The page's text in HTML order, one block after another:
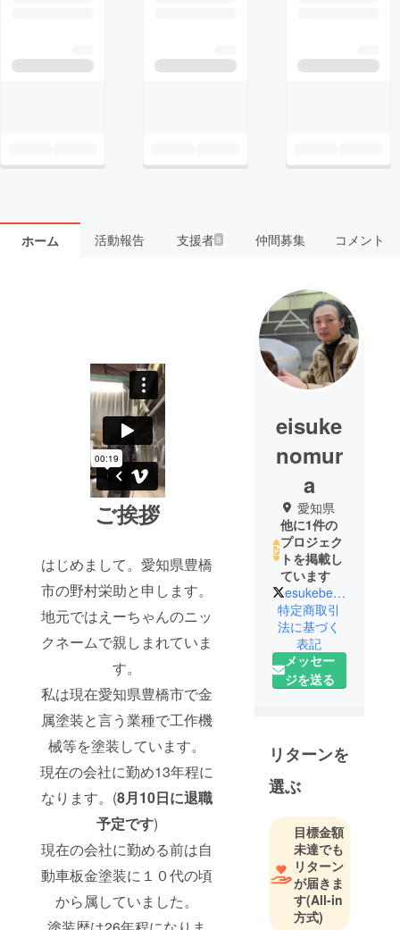
ホーム 活動報告 支援者8 仲間募集 コメント
ご挨拶
はじめまして。愛知県豊橋
市の野村栄助と申します。
地元ではえーちゃんのニッ
クネームで親しまれていま
す。
私は現在愛知県豊橋市で金
属塗装と言う業種で工作機
械等を塗装しています。
現在の会社に勤め13年程に
なります。(8月10日に退職
予定です)
現在の会社に勤める前は自
動車板金塗装に１０代の頃
から属していました。
eisuke
nomur
a
愛知県
他に1件の
プロジェク
トを掲載し
ています
esukebe2525
特定商取引
法に基づく
表記
メッセー
ジを送る
リターンを
選ぶ
目標金額
未達でも
リターン
が届きま
す(All-in
方式)